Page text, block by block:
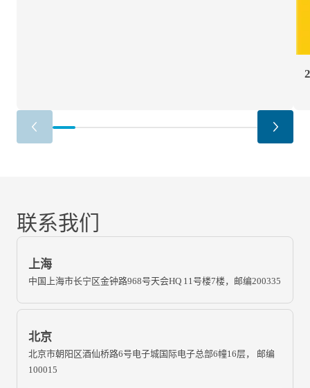
联系我们
上海
中国上海市长宁区金钟路968号天会HQ 11号楼7楼，邮编200335
北京
北京市朝阳区酒仙桥路6号电子城国际电子总部6幢16层， 邮编
100015